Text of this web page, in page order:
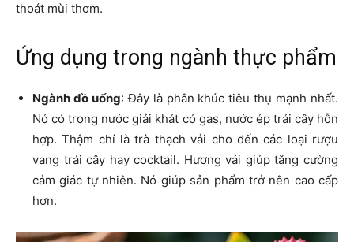
thoát mùi thơm.
​Ứng dụng trong ngành thực phẩm
Ngành đồ uống: Đây là phân khúc tiêu thụ mạnh nhất.
Nó có trong nước giải khát có gas, nước ép trái cây hỗn
hợp. Thậm chí là trà thạch vải cho đến các loại rượu
vang trái cây hay cocktail. Hương vải giúp tăng cường
cảm giác tự nhiên. Nó giúp sản phẩm trở nên cao cấp
hơn.